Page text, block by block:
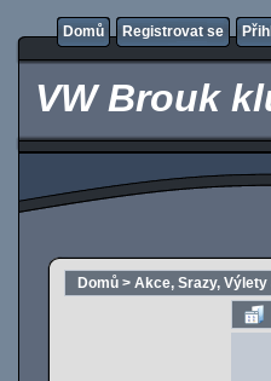
Domů Registrovat se
VW Brouk
Domů > Akce, Srazy,